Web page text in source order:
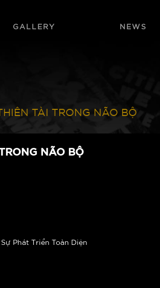
GALLERY NEWS
TÀI TRONG NÃO BỘ
NÃO BỘ
Phát Triển Toàn Diện